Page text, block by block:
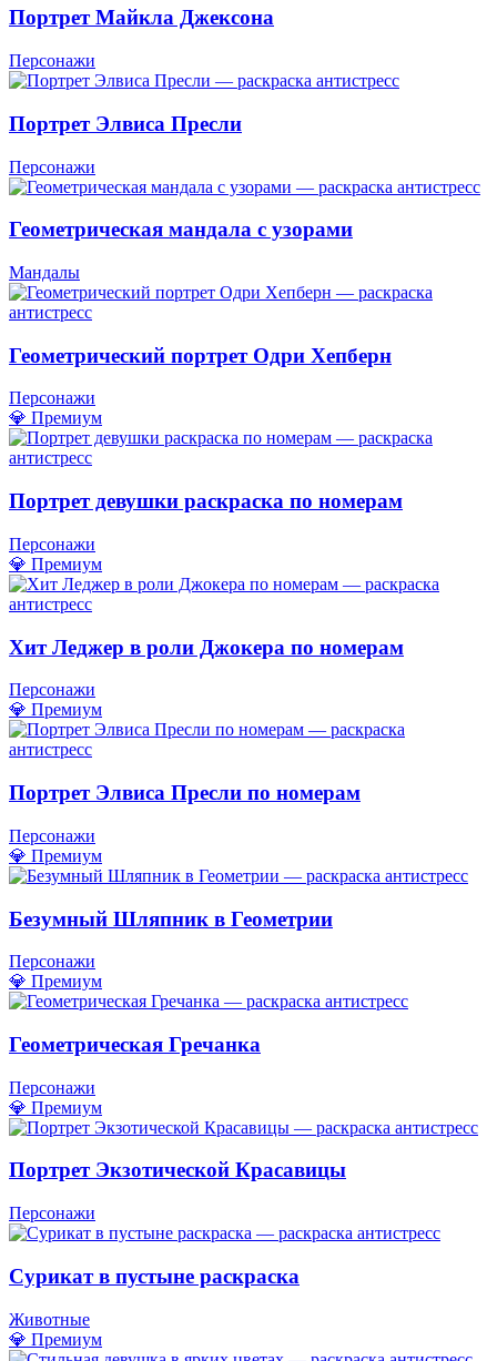
Портрет Майкла Джексона
Персонажи
Портрет Элвиса Пресли
Персонажи
Геометрическая мандала с узорами
Мандалы
Геометрический портрет Одри Хепберн
Персонажи
💎 Премиум
Портрет девушки раскраска по номерам
Персонажи
💎 Премиум
Хит Леджер в роли Джокера по номерам
Персонажи
💎 Премиум
Портрет Элвиса Пресли по номерам
Персонажи
💎 Премиум
Безумный Шляпник в Геометрии
Персонажи
💎 Премиум
Геометрическая Гречанка
Персонажи
💎 Премиум
Портрет Экзотической Красавицы
Персонажи
Сурикат в пустыне раскраска
Животные
💎 Премиум